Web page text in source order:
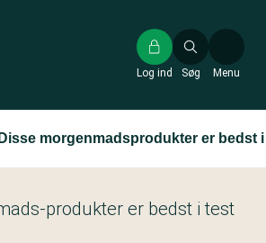
Søg
Log ind Menu
Disse morgenmadsprodukter er bedst
produkter er bedst i test